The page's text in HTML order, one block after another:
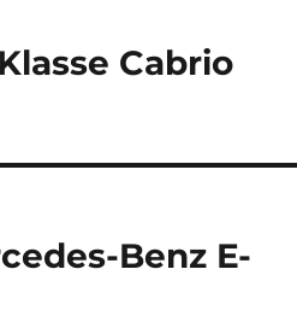
Cabrio
Benz E-